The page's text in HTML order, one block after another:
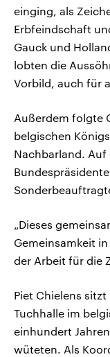
einging, als
Erbfeindschaft
Gauck und
lobten die
Vorbild, auch für
Außerdem folgte
belgischen
Nachbarland. Auf
„Dieses
Gemeinsamkeit
der Arbeit für die
Piet Chielens
Tuchhalle im
einhundert
wüteten. Als